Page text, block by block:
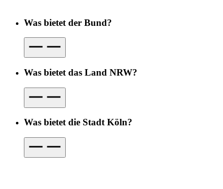
Was bietet der Bund?
Was bietet das Land NRW?
Was bietet die Stadt Köln?